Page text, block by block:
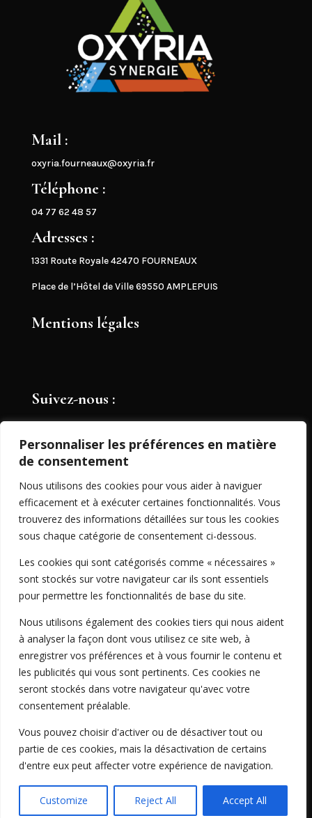
Personnaliser les préférences en matière
de consentement
Nous utilisons des cookies pour vous aider à naviguer
efficacement et à exécuter certaines fonctionnalités. Vous
trouverez des informations détaillées sur tous les cookies
sous chaque catégorie de consentement ci-dessous.
Les cookies qui sont catégorisés comme « nécessaires »
sont stockés sur votre navigateur car ils sont essentiels
pour permettre les fonctionnalités de base du site.
Nous utilisons également des cookies tiers qui nous aident
à analyser la façon dont vous utilisez ce site web, à
enregistrer vos préférences et à vous fournir le contenu et
les publicités qui vous sont pertinents. Ces cookies ne
seront stockés dans votre navigateur qu'avec votre
consentement préalable.
Vous pouvez choisir d'activer ou de désactiver tout ou
partie de ces cookies, mais la désactivation de certains
d'entre eux peut affecter votre expérience de navigation.
Customize Reject All Accept All
Mail :
oxyria.fourneaux@oxyria.fr
Téléphone :
04 77 62 48 57
Adresses :
1331 Route Royale 42470 FOURNEAUX
Place de l’Hôtel de Ville 69550 AMPLEPUIS
Mentions légales
Suivez-nous :
Partage de documents
Consultation entreprises

